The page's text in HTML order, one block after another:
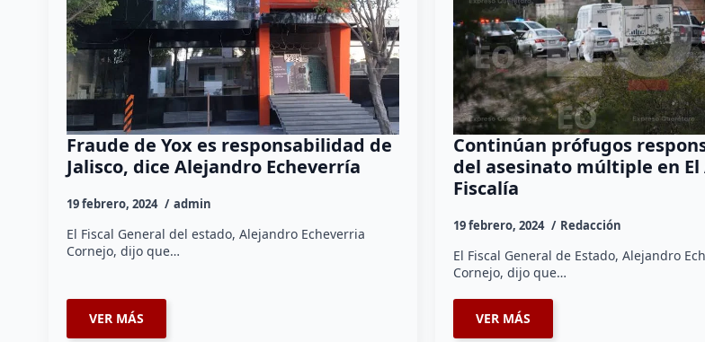
Fraude de Yox es responsabilidad de
Jalisco, dice Alejandro Echeverría
19 febrero, 2024 admin
El Fiscal General del estado, Alejandro Echeverria
Cornejo, dijo que…
VER MÁS
Continúan prófugos
del asesinato múltiple en El
Fiscalía
19 febrero, 2024 Redacción
El Fiscal General de Estado, Alejandro
Cornejo, dijo que…
VER MÁS